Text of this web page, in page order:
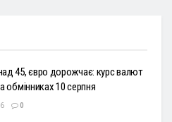
45, євро дорожчає: курс валют
обмінниках 10 серпня
0